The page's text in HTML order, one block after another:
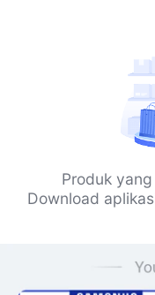
Produk
Download